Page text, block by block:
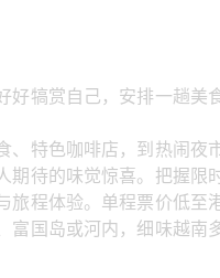
好犒赏自己，安排一趟美
、特色咖啡店，到热闹夜
期待的味觉惊喜。把握限
旅程体验。单程票价低至
富国岛或河内，细味越南